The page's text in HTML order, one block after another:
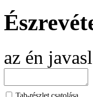
az én
Tab-részlet csatolása